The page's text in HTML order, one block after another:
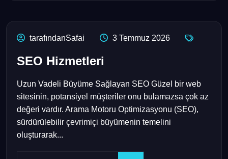
tarafındanSafai 3 Temmuz 2026
SEO Hizmetleri
Uzun Vadeli Büyüme Sağlayan SEO Güzel bir web
sitesinin, potansiyel müşteriler onu bulamazsa çok az
değeri vardır. Arama Motoru Optimizasyonu (SEO),
sürdürülebilir çevrimiçi büyümenin temelini
oluşturarak...